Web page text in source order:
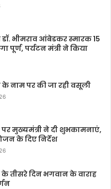
भीमराव आंबेडकर स्मारक 15
पूर्ण, पर्यटन मंत्री ने किया
के नाम पर की जा रही वसूली
पर मुख्यमंत्री ने दी शुभकामनाएं,
के दिए निर्देश
तीसरे दिन भगवान के वाराह